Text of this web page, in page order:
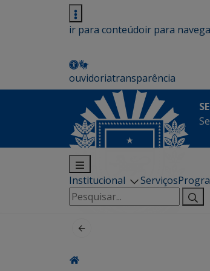
ir para conteúdoir para
ouvidoriatransparência
Institucional Serviços
Pesquisar
por: